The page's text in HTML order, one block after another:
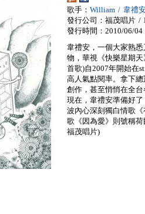
歌手： William / 韋禮
發行公司：福茂唱片 /
發行時間：2010/06/04
韋禮安，一個大家熟
物，華視《快樂星期
首歌)自2007年開始在
高人氣點閱率。拿下
創作，甚至悄悄在全
現在，韋禮安準備好
波內心深刻獨白情歌
歌《因為愛》則號稱
福茂唱片)